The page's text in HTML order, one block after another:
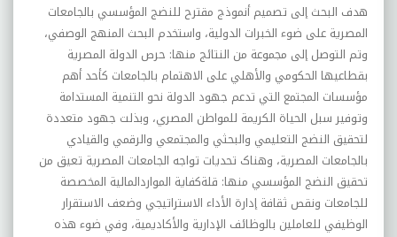
هدف البحث إلى تصميم أنموذج مقترح للنضج المؤسسي بالجامعات
المصرية على ضوء الخبرات الدولية، واستخدم البحث المنهج الوصفي،
وتم التوصل إلى مجموعة من النتائج منها: حرص الدولة المصرية
بقطاعيها الحکومي والأهلي على الاهتمام بالجامعات کأحد أهم
مؤسسات المجتمع التي تدعم جهود الدولة نحو التنمية المستدامة
وتوفير سبل الحياة الکريمة للمواطن المصري، وبذلت جهود متعددة
لتحقيق النضج التعليمي والبحثي والمجتمعي والرقمي والقيادي
بالجامعات المصرية، وهناک تحديات تواجه الجامعات المصرية تعيق من
تحقيق النضج المؤسسي منها: قلةکفاية المواردالمالية المخصصة
للجامعات ونقص ثقافة إدارة الأداء الاستراتيجي وضعف الاستقرار
الوظيفي للعاملين بالوظائف الإدارية والأکاديمية، وفي ضوء هذه